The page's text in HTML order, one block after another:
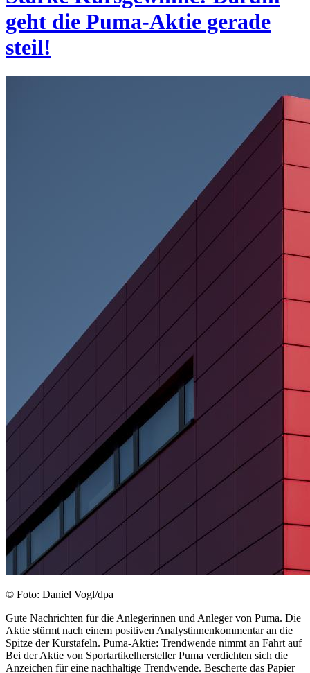
geht die Puma-Aktie gerade
steil!
© Foto: Daniel Vogl/dpa
Gute Nachrichten für die Anlegerinnen und Anleger von Puma. Die
Aktie stürmt nach einem positiven Analystinnenkommentar an die
Spitze der Kurstafeln. Puma-Aktie: Trendwende nimmt an Fahrt auf
Bei der Aktie von Sportartikelhersteller Puma verdichten sich die
Anzeichen für eine nachhaltige Trendwende. Bescherte das Papier